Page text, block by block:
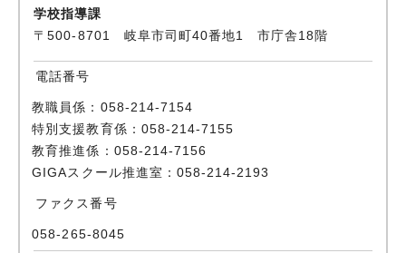
学校指導課
〒500-8701 岐阜市司町40番地1 市庁舎18階
電話番号
教職員係：058-214-7154
特別支援教育係：058-214-7155
教育推進係：058-214-7156
GIGAスクール推進室：058-214-2193
ファクス番号
058-265-8045